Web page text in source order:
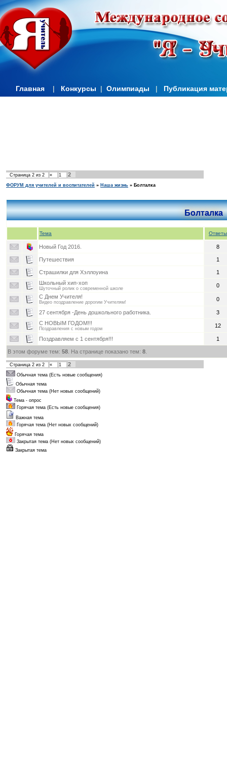
Главная | Конкурсы | Олимпиады | Публикация
Страница 2 из 2 « 1 2
ФОРУМ для учителей и воспитателей » Наша жизнь » Болталка
Болталка
Тема Ответы
Новый Год 2016. 8
Путешествия 1
Страшилки для Хэллоуина
1
Школьный хип-хоп
Шуточный ролик о современной школе
0
С Днем Учителя!
Видео поздравление дорогим Учителям! 0
27 сентября -День дошкольного работника.
3
С НОВЫМ ГОДОМ!!!
Поздравления с новым годом 12
Поздравляем с 1 сентября!!! 1
В этом форуме тем: 58 . На странице показано тем: 8
Страница 2 из 2 « 1 2
Обычная тема (Есть новые сообщения)
Обычная тема
Обычная тема (Нет новых сообщений)
Тема - опрос
Горячая тема (Есть новые сообщения)
Важная тема
Горячая тема (Нет новых сообщений)
Горячая тема
Закрытая тема (Нет новых сообщений)
Закрытая тема